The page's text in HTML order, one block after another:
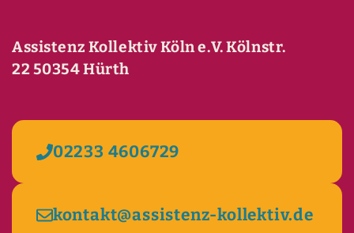
Assistenz Kollektiv Köln e.V. Kölnstr.
22 50354 Hürth
02233 4606729
kontakt@assistenz-kollektiv.de